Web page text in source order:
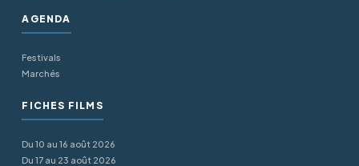
AGENDA
Festivals
Marchés
FICHES FILMS
Du 10 au 16 août 2026
Du 17 au 23 août 2026